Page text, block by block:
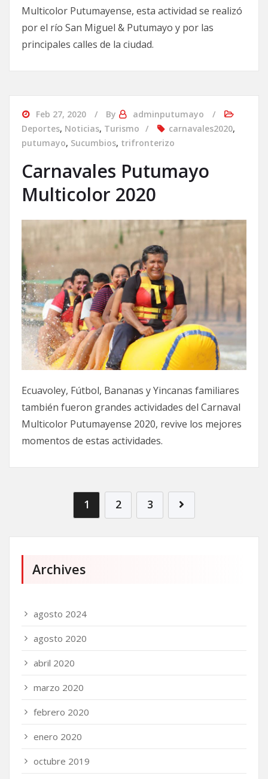
Multicolor Putumayense, esta actividad se realizó
por el río San Miguel & Putumayo y por las
principales calles de la ciudad.
Feb 27, 2020 By
adminputumayo
Deportes, Noticias, Turismo carnavales2020,
putumayo, Sucumbios, trifronterizo
Carnavales Putumayo
Multicolor 2020
Ecuavoley, Fútbol, Bananas y Yincanas familiares
también fueron grandes actividades del Carnaval
Multicolor Putumayense 2020, revive los mejores
momentos de estas actividades.
1 2 3
Archives
agosto 2024
agosto 2020
abril 2020
marzo 2020
febrero 2020
enero 2020
octubre 2019